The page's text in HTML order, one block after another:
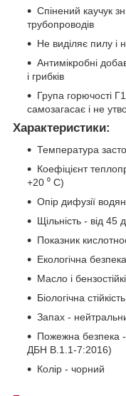
Спінений каучук
трубопроводів
Не виділяє пилу і
Антимікробні
і грибків
Група горючості
самозагасає і не
Характеристики:
Температура
Коефіцієнт
+20 ⁰ С)
Опір дифузії
Щільність - від 45
Показник
Екологічна
Масло і
Біологічна
Запах -
Пожежна безпека
ДБН В.1.1-7:2016)
Колір - чорний